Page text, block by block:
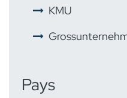
KMU
Pays